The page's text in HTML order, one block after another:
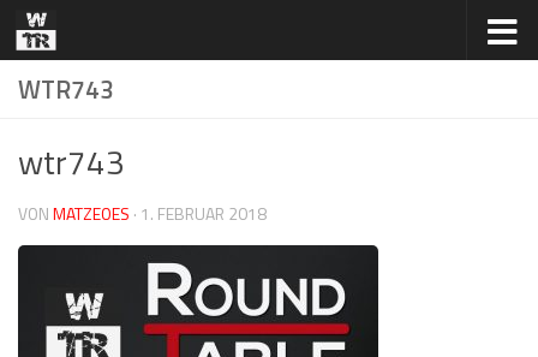
Zum Inhalt springen
WTR743
wtr743
VONMATZEOES · 1. FEBRUAR 2018